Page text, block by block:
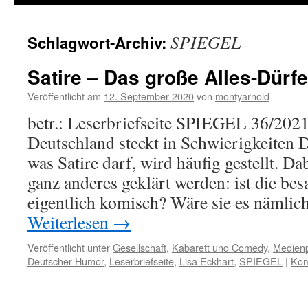
Schlagwort-Archiv: SPIEGEL
Satire – Das große Alles-
Veröffentlicht am 12. September 2020von montyarnold
betr.: Leserbriefseite SPIEGEL 36/
Deutschland steckt in Schwierigkeiten
was Satire darf, wird häufig gestellt.
ganz anderes geklärt werden: ist die
eigentlich komisch? Wäre sie es
Weiterlesen →
Veröffentlicht unterGesellschaft, Kabarett und Comedy,
Deutscher Humor, Leserbriefseite, Lisa Eckhart, SPIEGEL |